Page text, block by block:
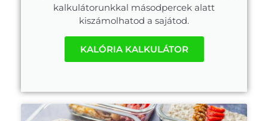
kalkulátorunkkal másodpercek alatt
kiszámolhatod a sajátod.
KALÓRIA KALKULÁTOR